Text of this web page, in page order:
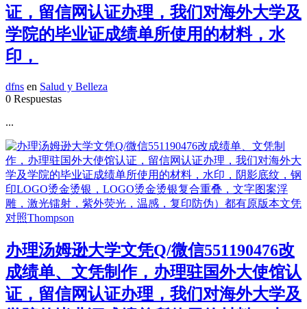
证，留信网认证办理，我们对海外大学及
学院的毕业证成绩单所使用的材料，水
印，
dfns en Salud y Belleza
0 Respuestas
...
办理汤姆逊大学文凭Q/微信551190476改
成绩单、文凭制作，办理驻国外大使馆认
证，留信网认证办理，我们对海外大学及